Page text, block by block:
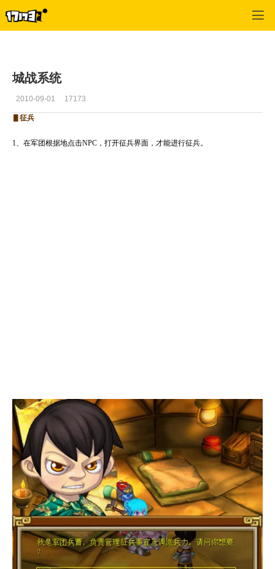
城战系统
2010-09-01 17173
▋征兵
1、在军团根据地点击NPC，打开征兵界面，才能进行征兵。